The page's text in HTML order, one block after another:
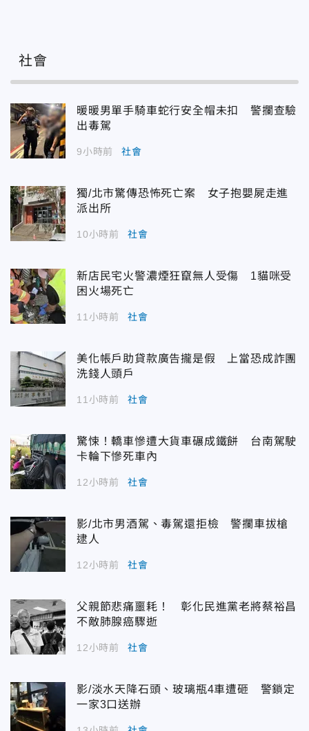
社會
暖暖男單手騎車蛇行安全帽未扣 警攔查驗
出毒駕
9小時前 社會
獨/北市驚傳恐怖死亡案 女子抱嬰屍走進
派出所
10小時前 社會
新店民宅火警濃煙狂竄無人受傷 1貓咪受
困火場死亡
11小時前 社會
美化帳戶助貸款廣告攏是假 上當恐成詐團
洗錢人頭戶
11小時前 社會
驚悚！轎車慘遭大貨車碾成鐵餅 台南駕駛
卡輪下慘死車內
12小時前 社會
影/北市男酒駕、毒駕還拒檢 警攔車拔槍
逮人
12小時前 社會
父親節悲痛噩耗！ 彰化民進黨老將蔡裕昌
不敵肺腺癌驟逝
12小時前 社會
影/淡水天降石頭、玻璃瓶4車遭砸 警鎖定
一家3口送辦